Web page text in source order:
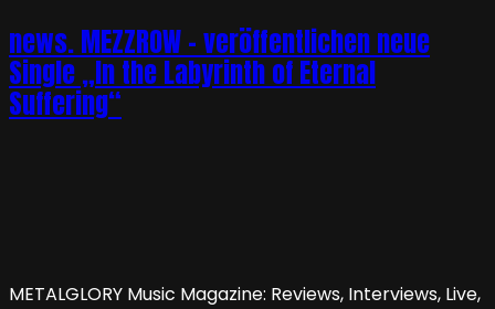
news. MEZZROW – veröffentlichen neue
Single „In the Labyrinth of Eternal
Suffering“
METALGLORY Music Magazine: Reviews, Interviews, Live,